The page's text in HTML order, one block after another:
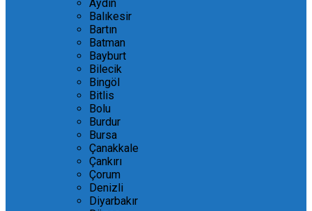
Aydın
Balıkesir
Bartın
Batman
Bayburt
Bilecik
Bingöl
Bitlis
Bolu
Burdur
Bursa
Çanakkale
Çankırı
Çorum
Denizli
Diyarbakır